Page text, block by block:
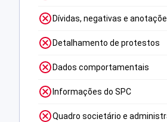
Dívidas, negativas e
Detalhamento de protestos
Dados comportamentais
Informações do SPC
Quadro societário e